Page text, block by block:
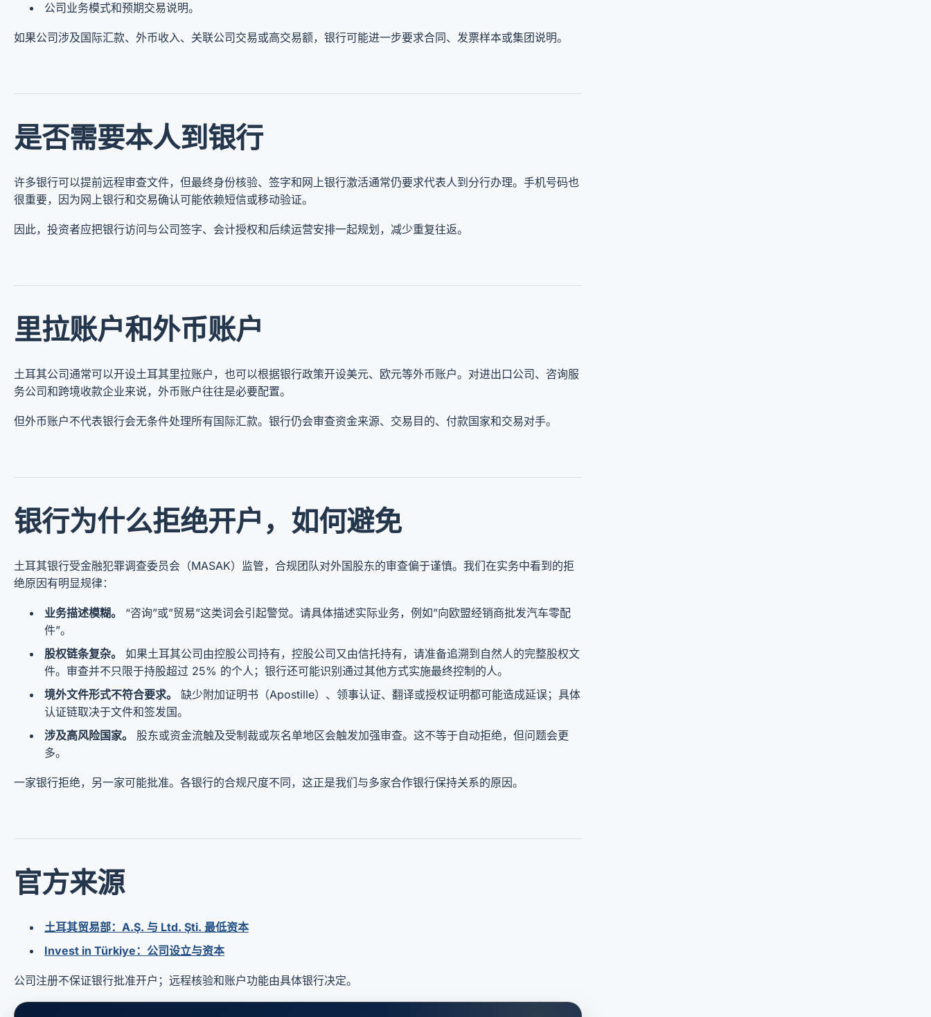
公司业务模式和预期交易说明。
如果公司涉及国际汇款、外币收入、关联公司交易或高交易额，银行可能进一步要求合同、发票样本或集团说明。
是否需要本人到银行
许多银行可以提前远程审查文件，但最终身份核验、签字和网上银行激活通常仍要求代表人到分行办理。手机号码也
很重要，因为网上银行和交易确认可能依赖短信或移动验证。
因此，投资者应把银行访问与公司签字、会计授权和后续运营安排一起规划，减少重复往返。
里拉账户和外币账户
土耳其公司通常可以开设土耳其里拉账户，也可以根据银行政策开设美元、欧元等外币账户。对进出口公司、咨询服
务公司和跨境收款企业来说，外币账户往往是必要配置。
但外币账户不代表银行会无条件处理所有国际汇款。银行仍会审查资金来源、交易目的、付款国家和交易对手。
银行为什么拒绝开户，如何避免
土耳其银行受金融犯罪调查委员会（MASAK）监管，合规团队对外国股东的审查偏于谨慎。我们在实务中看到的拒
绝原因有明显规律：
业务描述模糊。
“咨询”或”贸易”这类词会引起警觉。请具体描述实际业务，例如”向欧盟经销商批发汽车零配
件”。
股权链条复杂。
如果土耳其公司由控股公司持有，控股公司又由信托持有，请准备追溯到自然人的完整股权文
件。审查并不只限于持股超过 25% 的个人；银行还可能识别通过其他方式实施最终控制的人。
境外文件形式不符合要求。
缺少附加证明书（Apostille）、领事认证、翻译或授权证明都可能造成延误；具体
认证链取决于文件和签发国。
涉及高风险国家。
股东或资金流触及受制裁或灰名单地区会触发加强审查。这不等于自动拒绝，但问题会更
多。
一家银行拒绝，另一家可能批准。各银行的合规尺度不同，这正是我们与多家合作银行保持关系的原因。
官方来源
土耳其贸易部：A.Ş. 与 Ltd. Şti. 最低资本
Invest in Türkiye：公司设立与资本
公司注册不保证银行批准开户；远程核验和账户功能由具体银行决定。